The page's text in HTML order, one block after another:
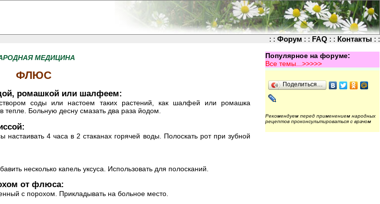
: : Форум : : FAQ : : Контакты : :
МЕДИЦИНА
ФЛЮС
ромашкой или шалфеем:
соды или настоем таких растений, как шалфей или ромашка
тепле. Больную десну смазать два раза йодом.
настаивать 4 часа в 2 стаканах горячей воды. Полоскать рот при зубной
несколько капель уксуса. Использовать для полосканий.
от флюса:
с порохом. Прикладывать на больное место.
Популярное на форуме:
Все темы...>>>>>
Поделиться…
Рекомендуем перед применением народных
рецептов проконсультироваться с врачом